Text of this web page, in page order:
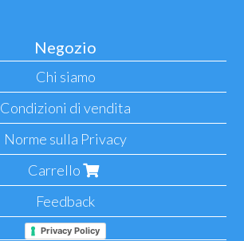
Negozio
Chi siamo
Condizioni di vendita
Norme sulla Privacy
Carrello
Feedback
Privacy Policy